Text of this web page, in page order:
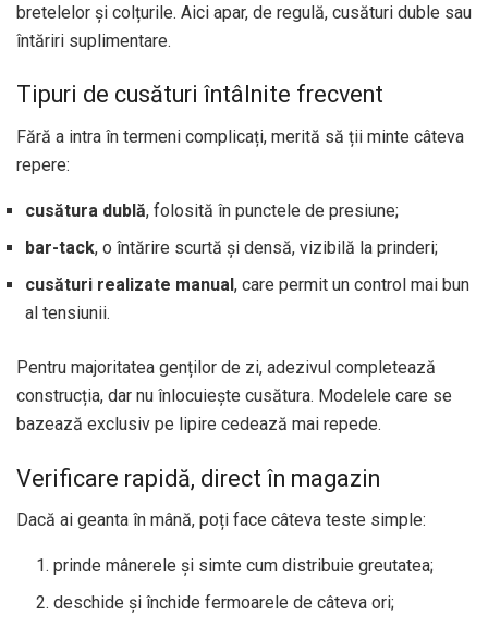
bretelelor și colțurile. Aici apar, de regulă, cusături duble sau
întăriri suplimentare.
Tipuri de cusături întâlnite frecvent
Fără a intra în termeni complicați, merită să ții minte câteva
repere:
cusătura dublă, folosită în punctele de presiune;
bar-tack, o întărire scurtă și densă, vizibilă la prinderi;
cusături realizate manual, care permit un control mai bun
al tensiunii.
Pentru majoritatea genților de zi, adezivul completează
construcția, dar nu înlocuiește cusătura. Modelele care se
bazează exclusiv pe lipire cedează mai repede.
Verificare rapidă, direct în magazin
Dacă ai geanta în mână, poți face câteva teste simple:
prinde mânerele și simte cum distribuie greutatea;
deschide și închide fermoarele de câteva ori;